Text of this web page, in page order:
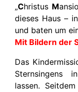
„Christus M
dieses Haus –
und baten um
Mit Bildern der
Das
Sternsingens
lassen.